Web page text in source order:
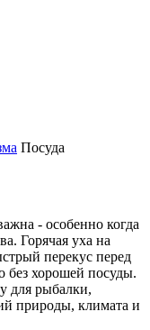
Посуда
- особенно когда
Горячая уха на
перекус перед
без хорошей посуды.
для рыбалки,
природы, климата и